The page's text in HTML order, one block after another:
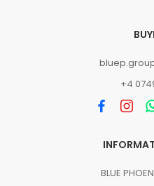
+4
BLUE